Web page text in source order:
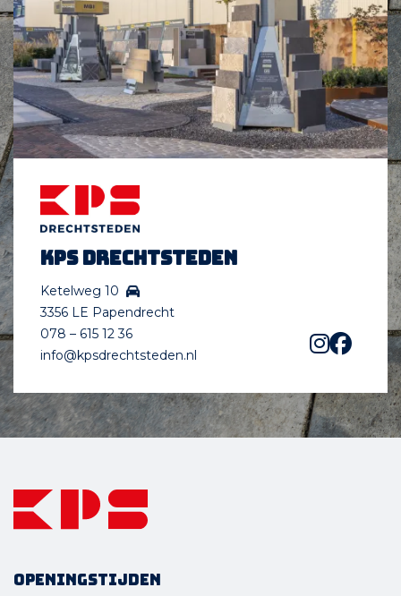
KPS Drechtsteden
Ketelweg 10
3356 LE Papendrecht
078 – 615 12 36
info@kpsdrechtsteden.nl
Openingstijden